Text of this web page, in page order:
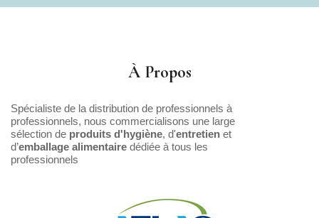
À Propos
Spécialiste de la distribution de professionnels à
professionnels, nous commercialisons une large
sélection de produits d'hygiène, d'entretien et
d’emballage alimentaire dédiée à tous les
professionnels